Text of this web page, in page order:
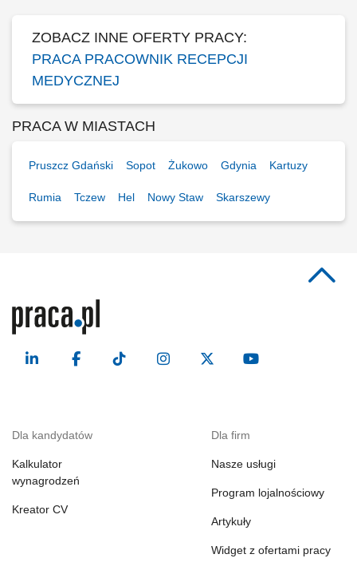
ZOBACZ INNE OFERTY PRACY:
PRACA PRACOWNIK RECEPCJI
MEDYCZNEJ
PRACA W MIASTACH
Pruszcz Gdański Sopot Żukowo Gdynia Kartuzy
Rumia Tczew Hel Nowy Staw Skarszewy
Dla kandydatów
Kalkulator
wynagrodzeń
Kreator CV
Dla firm
Nasze usługi
Program lojalnościowy
Artykuły
Widget z ofertami pracy